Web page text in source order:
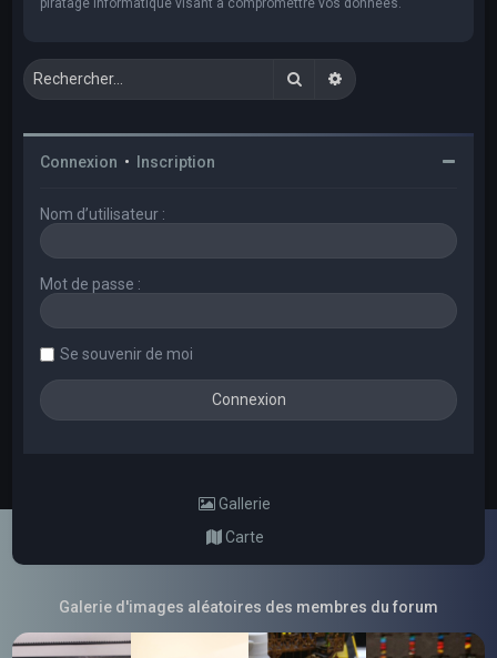
RechercherRecherche avancée
Connexion • Inscription
Nom d’utilisateur :
Mot de passe :
Se souvenir de moi
Gallerie
Carte
Galerie d'images aléatoires des membres du forum